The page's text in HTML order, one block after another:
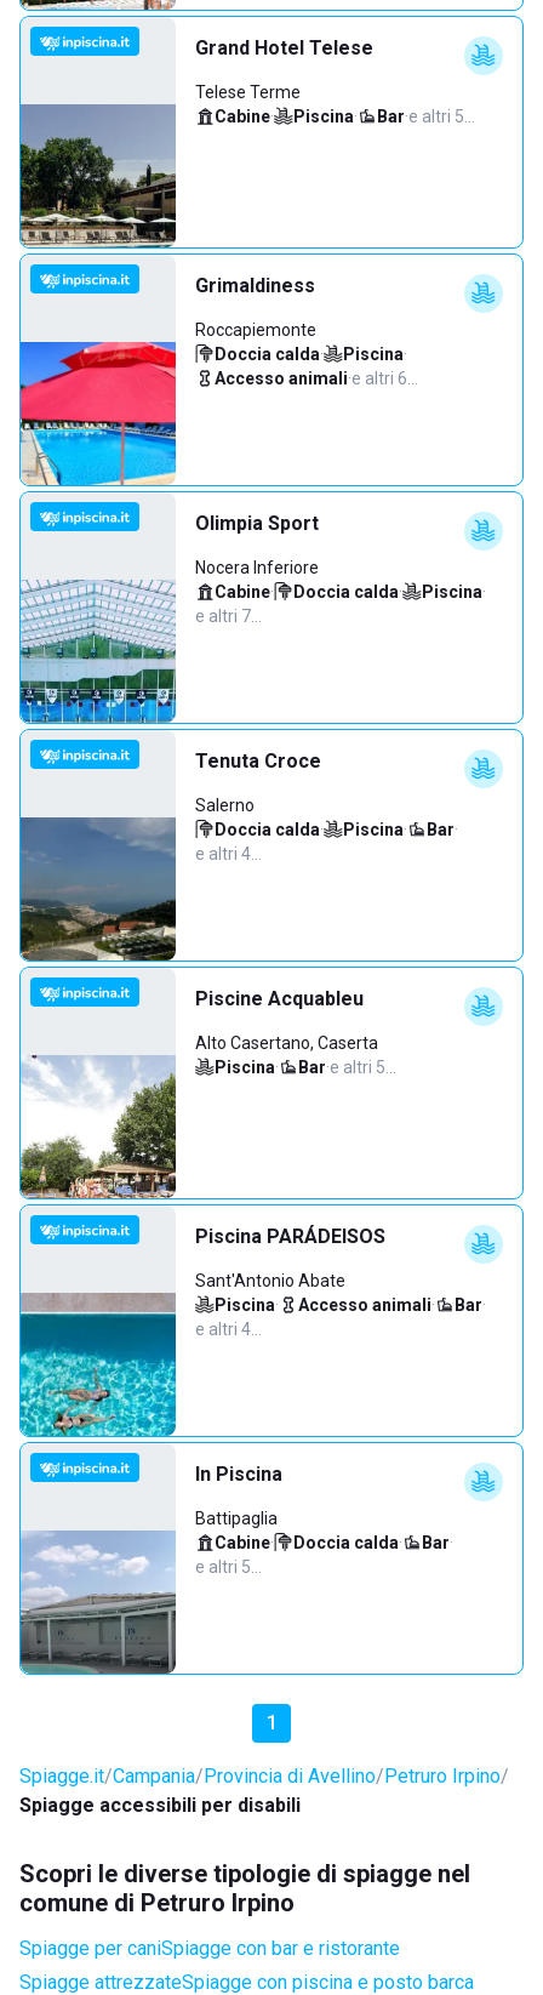
Grand Hotel Telese
Telese Terme
Cabine· Piscina· Bar·e altri 5…
Grimaldiness
Roccapiemonte
Doccia calda· Piscina·
Accesso animali·e altri 6…
Olimpia Sport
Nocera Inferiore
Cabine· Doccia calda· Piscina·
e altri 7…
Tenuta Croce
Salerno
Doccia calda· Piscina· Bar·
e altri 4…
Piscine Acquableu
Alto Casertano, Caserta
Piscina· Bar·e altri 5…
Piscina PARÁDEISOS
Sant'Antonio Abate
Piscina· Accesso animali· Bar·
e altri 4…
In Piscina
Battipaglia
Cabine· Doccia calda· Bar·
e altri 5…
1
Spiagge.it Campania Provincia di Avellino Petruro Irpino
Spiagge accessibili per disabili
Scopri le diverse tipologie di spiagge nel
comune di Petruro Irpino
Spiagge per caniSpiagge con bar e ristorante
Spiagge attrezzateSpiagge con piscina e posto barca